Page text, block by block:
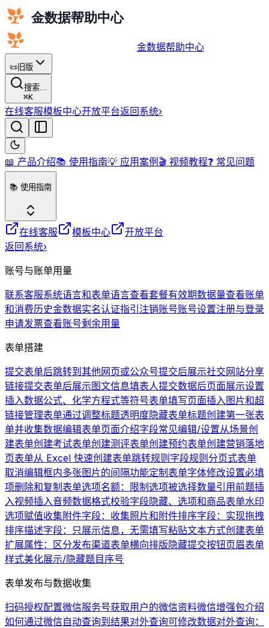
金数据帮助中心
📜 旧版
搜索...
⌘K
在线客服模板中心开放平台返回系统›
📖 产品介绍📚 使用指南💡 应用案例 🎬 视频教程❓ 常见问题
📚 使用指南
在线客服 模板中心
开放平台
返回系统›
账号与账单用量
联系客服系统语言和表单语言查看套餐有效期数据量查看账单
和消费历史金数据实名认证指引注销账号账号设置注册与登录
申请发票查看账号剩余用量
表单搭建
提交表单后跳转到其他网页或公众号提交后展示社交网站分享
链接提交表单后展示图文信息填表人提交数据后页面展示设置
插入数据公式、化学方程式等符号表单填写页面插入图片和超
链接管理表单通过调整标题透明度隐藏表单标题创建第一张表
单并收集数据编辑表单页面介绍字段常见编辑/设置从场景创
建表单创建考试表单创建测评表单创建预约表单创建营销落地
页表单从 Excel 快速创建表单跳转规则字段规则分页式表单
取消编辑框内多张图片的间隔功能定制表单字体修改设置必填
项删除和复制表单选项名额：限制选项被选择数量引用前题插
入视频插入音频数据格式校验字段隐藏、选项和商品表单水印
选项赋值收集附件字段：收集照片和附件排序字段：实现拖拽
排序描述字段：只展示信息，无需填写粘贴文本方式创建表单
扩展属性：区分发布渠道表单横向排版隐藏提交按钮页眉表单
样式美化展示/隐藏题目序号
表单发布与数据收集
扫码授权配置微信服务号获取用户的微信资料微信增强包介绍
如何通过微信自动查询到结果对外查询可修改数据对外查询：